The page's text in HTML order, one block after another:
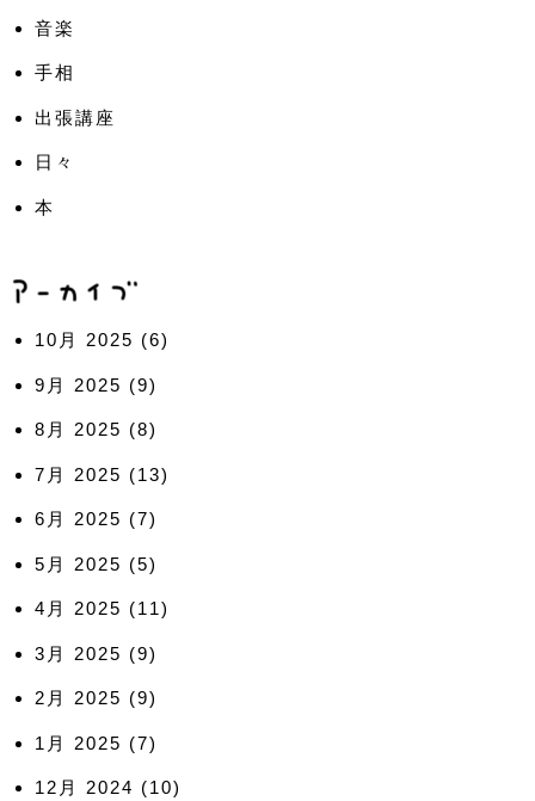
音楽
手相
出張講座
日々
本
10月 2025 (6)
9月 2025 (9)
8月 2025 (8)
7月 2025 (13)
6月 2025 (7)
5月 2025 (5)
4月 2025 (11)
3月 2025 (9)
2月 2025 (9)
1月 2025 (7)
12月 2024 (10)